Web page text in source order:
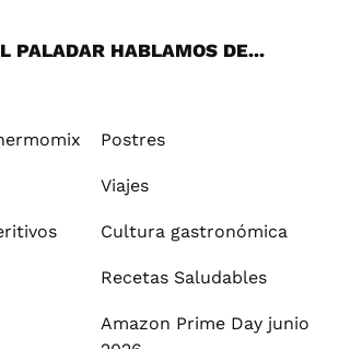
PALADAR HABLAMOS DE...
Postres
Viajes
Cultura gastronómica
Recetas Saludables
Amazon Prime Day junio